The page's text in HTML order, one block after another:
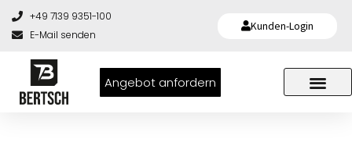
Kunden-Login
+49 7139 9351-100
E-Mail senden
Angebot anfordern